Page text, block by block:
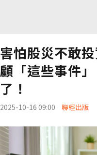
害怕股災不敢
顧「這些事件
了！
2025-10-16 09:00 聯經出版